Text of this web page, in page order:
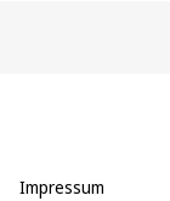
Impressum